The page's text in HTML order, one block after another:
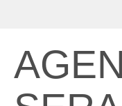
AGEN